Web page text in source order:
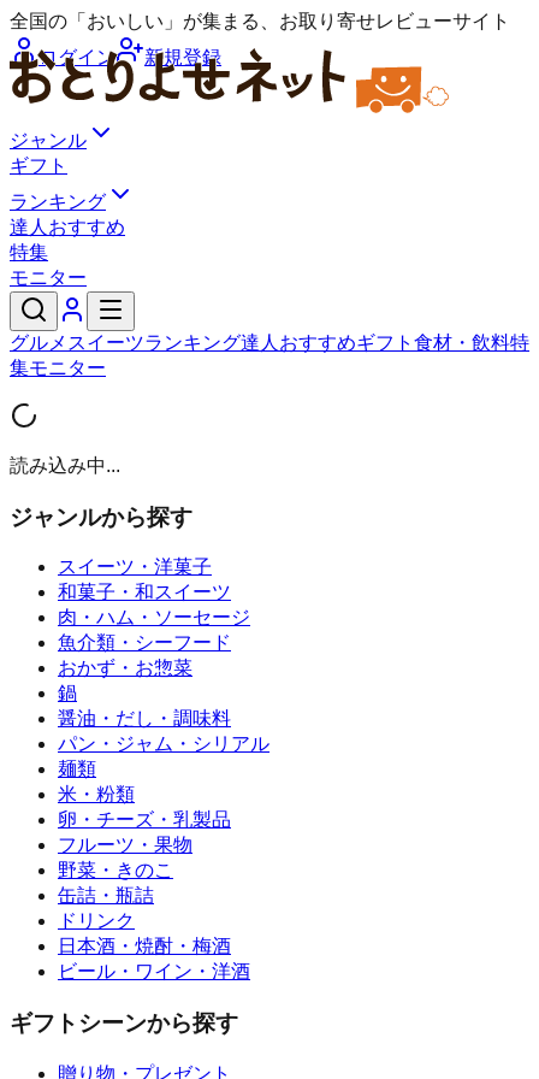
全国の「おいしい」が集まる、お取り寄せレビューサイト
ログイン
新規登録
ジャンル
ギフト
ランキング
達人おすすめ
特集
モニター
グルメ スイーツランキング達人おすすめギフト 食材・飲料特
集モニター
読み込み中...
ジャンルから探す
スイーツ・洋菓子
和菓子・和スイーツ
肉・ハム・ソーセージ
魚介類・シーフード
おかず・お惣菜
鍋
醤油・だし・調味料
パン・ジャム・シリアル
麺類
米・粉類
卵・チーズ・乳製品
フルーツ・果物
野菜・きのこ
缶詰・瓶詰
ドリンク
日本酒・焼酎・梅酒
ビール・ワイン・洋酒
ギフトシーンから探す
贈り物・プレゼント